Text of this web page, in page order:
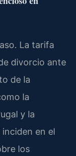
La tarifa
divorcio ante
de la
la
y la
en el
los